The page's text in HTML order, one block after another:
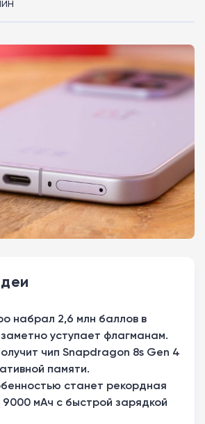
набрал 2,6 млн баллов в
заметно уступает флагманам.
чип Snapdragon 8s Gen 4
памяти.
станет рекордная
мАч с быстрой зарядкой